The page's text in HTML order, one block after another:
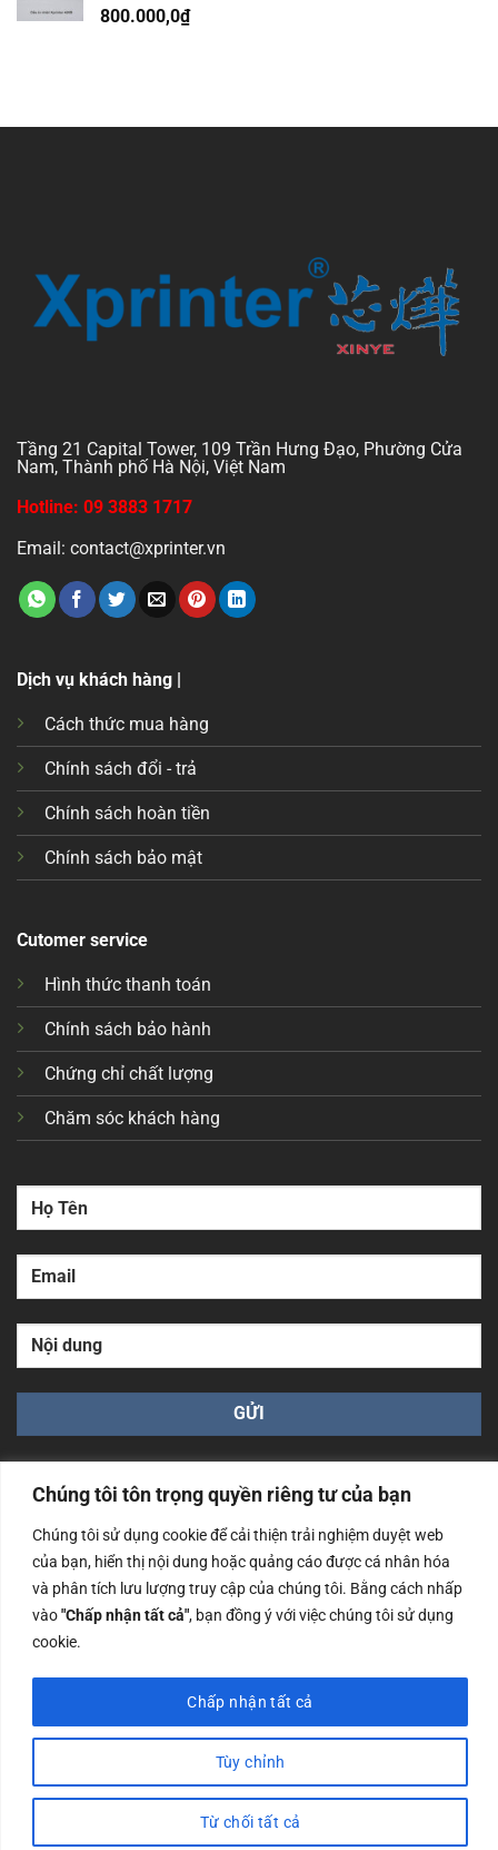
Chúng tôi tôn trọng quyền riêng tư của bạn
Chúng tôi sử dụng cookie để cải thiện trải nghiệm duyệt web
của bạn, hiển thị nội dung hoặc quảng cáo được cá nhân hóa
và phân tích lưu lượng truy cập của chúng tôi. Bằng cách nhấp
vào"Chấp nhận tất cả", bạn đồng ý với việc chúng tôi sử dụng
cookie.
Tùy chỉnh
Từ chối tất cả
Chấp nhận tất cả
800.000,0₫
Tầng 21 Capital Tower, 109 Trần Hưng Đạo, Phường Cửa
Nam, Thành phố Hà Nội, Việt Nam
Hotline: 09 3883 1717
Email: contact@xprinter.vn
Dịch vụ khách hàng |
Cách thức mua hàng
Chính sách đổi - trả
Chính sách hoàn tiền
Chính sách bảo mật
Cutomer service
Hình thức thanh toán
Chính sách bảo hành
Chứng chỉ chất lượng
Chăm sóc khách hàng
Công ty TNHH Nam Bình Xương - Số ĐKKD: 0108783483
cấp ngày 14/06/2019 bởi Sở Kế Hoạch và Đầu Tư Tp. Hà
Nội
Copyrights @2023 Nam Binh Xuong. All Rights Reserved